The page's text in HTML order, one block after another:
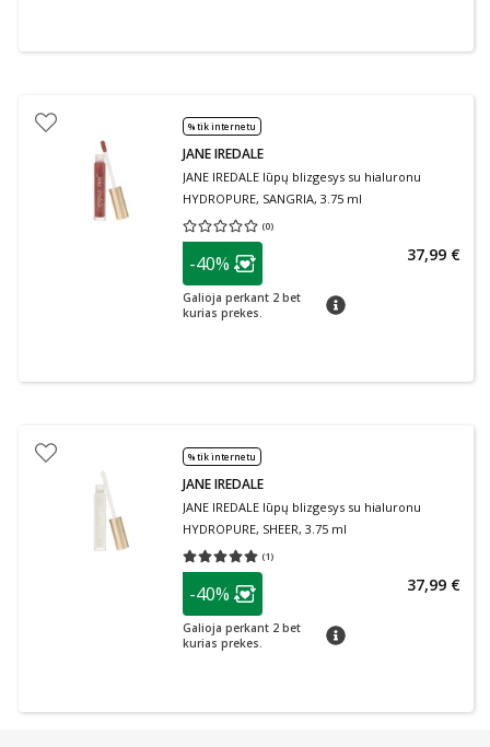
% tik internetu
JANE IREDALE
JANE IREDALE lūpų blizgesys su hialuronu
HYDROPURE, SANGRIA, 3.75 ml
(0)
Vidutinis įvertinimas 0.00
patarimas
Lojalumo klubo narių nuolaida
-40%
Galioja perkant 2 bet
kurias prekes.
patarimas
37,99 €
% tik internetu
JANE IREDALE
JANE IREDALE lūpų blizgesys su hialuronu
HYDROPURE, SHEER, 3.75 ml
(1)
Vidutinis įvertinimas 5.00
patarimas
Lojalumo klubo narių nuolaida
-40%
Galioja perkant 2 bet
kurias prekes.
patarimas
37,99 €